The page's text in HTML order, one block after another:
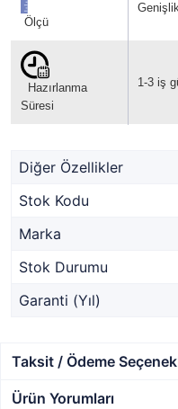
Ölçü
Hazırlanma
Süresi
1-3 iş
Diğer Özellikler
Stok Kodu
Marka
Stok Durumu
Garanti (Yıl)
Taksit / Ödeme
Ürün Yorumları